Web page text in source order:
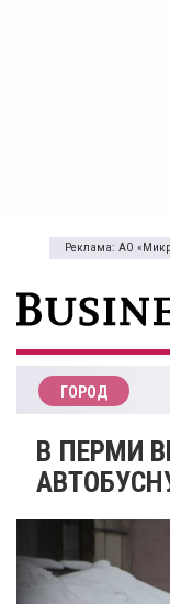
Реклама: АО
ГОРОД
В ПЕРМИ